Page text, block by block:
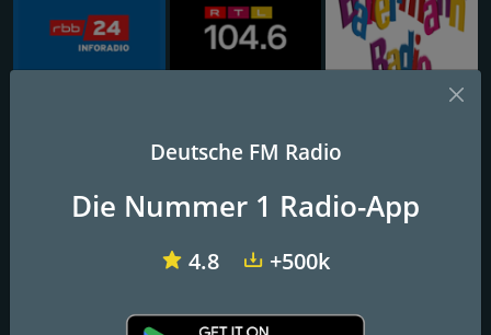
Blues Rock Cafe
FM-Frequenzen
Deutsche FM Radio
Die Nummer 1 Radio-App
4.8 +500k